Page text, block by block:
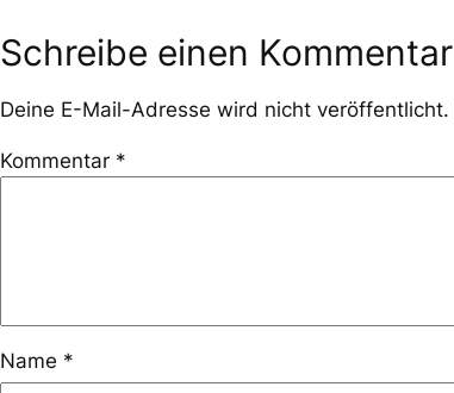
Schreibe einen Kommentar
Deine E-Mail-Adresse wird nicht veröffentlicht.
Kommentar *
Name *